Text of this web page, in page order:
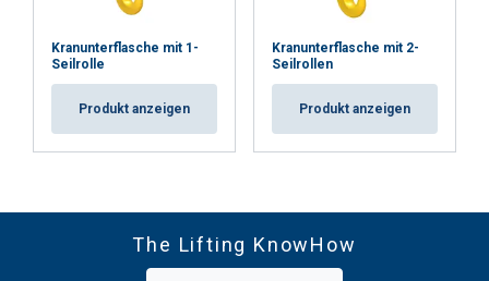
Kranunterflasche mit 1-
Seilrolle
Produkt anzeigen
Kranunterflasche mit 2-
Seilrollen
Produkt anzeigen
The Lifting KnowHow